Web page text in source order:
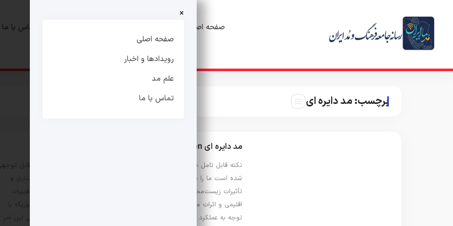
صفحه اصلی تماس با ما
×
صفحه اصلی
رویدادها و اخبار
علم مد
تماس با ما
برچسب:مد دایره ای
مد دایره ای circular fashion در صنعت مد و پوشاک
نکته قابل تامل در سال‌های اخیر صنعت مد و پوشاک که دستخوش تغییرات قابل توجهی
شده است ما را به سمت موضوعی جدید و مهم‌ جلب نمود که با توجه به پایداری و
تأثیرات زیست‌محیطی تولیدات مد میبایست با افزایش آگاهی عمومی درباره تغییرات
اقلیمی و اثرات منفی صنعت مد بر محیط زیست ، هوشمندانه رفتار داشت بطوریکه با
توجه به عملکرد برندها و طراحان به دنبال راه‌حل‌هایی برای کاهش اثرات منفی این امر